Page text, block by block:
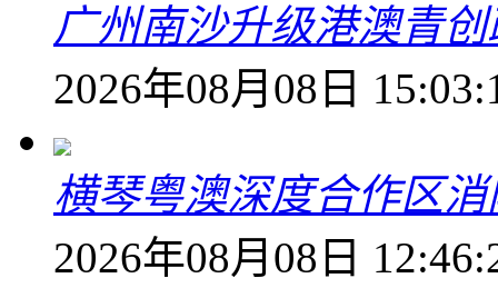
广州南沙升级港澳青
2026年08月08日
横琴粤澳深度合作区
2026年08月08日